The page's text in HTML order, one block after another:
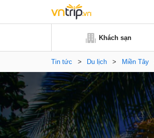
Khách sạn
Tin tức > Du lịch > Miền Tây